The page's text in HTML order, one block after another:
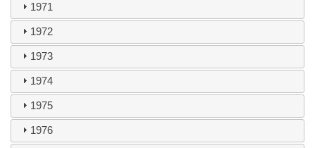
1971
1972
1973
1974
1975
1976